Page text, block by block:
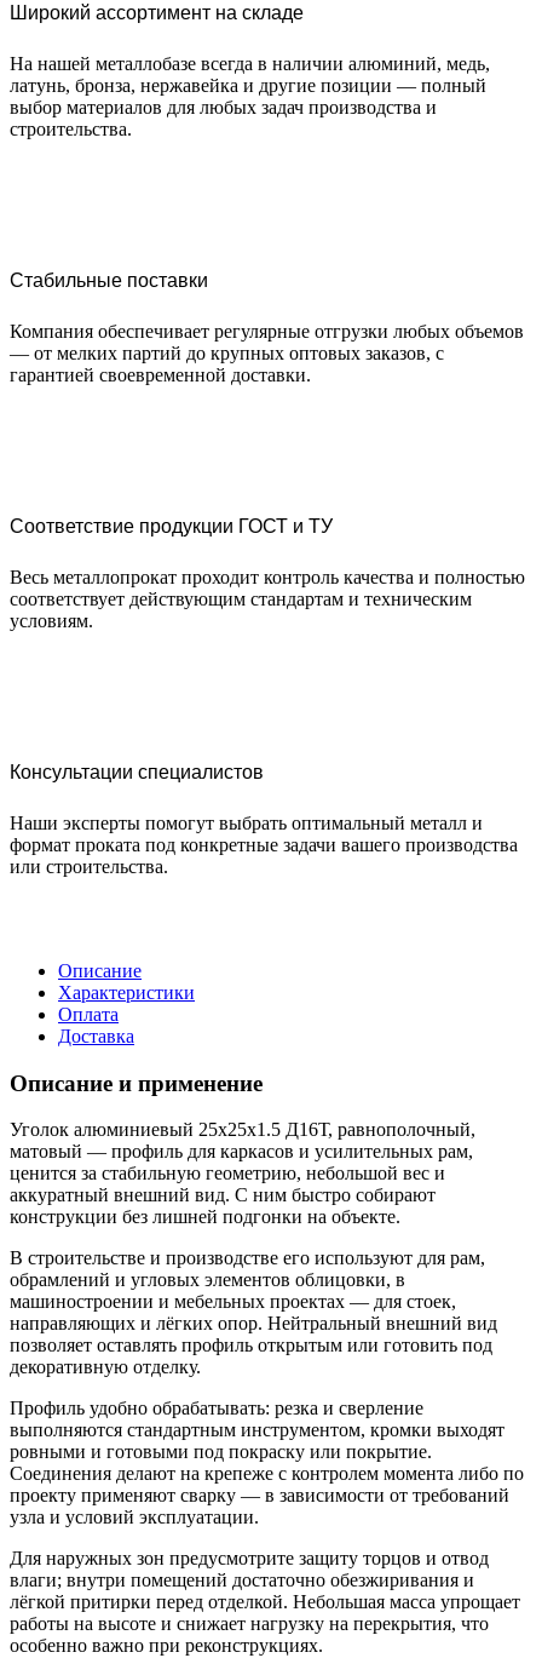
Широкий ассортимент на складе
На нашей металлобазе всегда в наличии алюминий, медь,
латунь, бронза, нержавейка и другие позиции — полный
выбор материалов для любых задач производства и
строительства.
Стабильные поставки
Компания обеспечивает регулярные отгрузки любых объемов
— от мелких партий до крупных оптовых заказов, с
гарантией своевременной доставки.
Соответствие продукции ГОСТ и ТУ
Весь металлопрокат проходит контроль качества и полностью
соответствует действующим стандартам и техническим
условиям.
Консультации специалистов
Наши эксперты помогут выбрать оптимальный металл и
формат проката под конкретные задачи вашего производства
или строительства.
Описание
Характеристики
Оплата
Доставка
Описание и применение
Уголок алюминиевый 25х25х1.5 Д16Т, равнополочный,
матовый — профиль для каркасов и усилительных рам,
ценится за стабильную геометрию, небольшой вес и
аккуратный внешний вид. С ним быстро собирают
конструкции без лишней подгонки на объекте.
В строительстве и производстве его используют для рам,
обрамлений и угловых элементов облицовки, в
машиностроении и мебельных проектах — для стоек,
направляющих и лёгких опор. Нейтральный внешний вид
позволяет оставлять профиль открытым или готовить под
декоративную отделку.
Профиль удобно обрабатывать: резка и сверление
выполняются стандартным инструментом, кромки выходят
ровными и готовыми под покраску или покрытие.
Соединения делают на крепеже с контролем момента либо по
проекту применяют сварку — в зависимости от требований
узла и условий эксплуатации.
Для наружных зон предусмотрите защиту торцов и отвод
влаги; внутри помещений достаточно обезжиривания и
лёгкой притирки перед отделкой. Небольшая масса упрощает
работы на высоте и снижает нагрузку на перекрытия, что
особенно важно при реконструкциях.